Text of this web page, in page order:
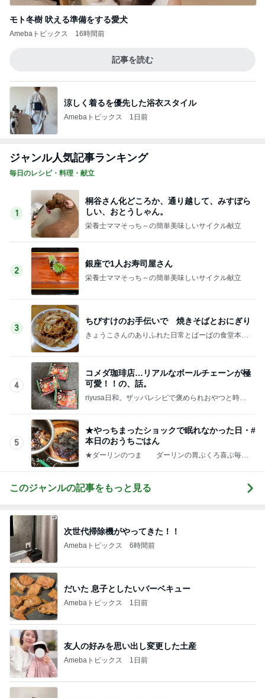
モト冬樹 吠える準備をする愛犬
Amebaトピックス 16時間前
記事を読む
涼しく着るを優先した浴衣スタイル
Amebaトピックス 1日前
ジャンル人気記事ランキング
毎日のレシピ・料理・献立
1
桐谷さん化どころか、通り越して、みすぼら
しい、おとうしゃん。
栄養士ママそっち～の簡単美味しいサイクル献立
2
銀座で1人お寿司屋さん
栄養士ママそっち～の簡単美味しいサイクル献立
3
ちびすけのお手伝いで 焼きそばとおにぎり
きょうこさんのありふれた日常とばーばの食堂本日
4
コメダ珈琲店…リアルなボールチェーンが極
可愛！！の、話。
riyusa日和。ザッパレシピで褒められおやつと時々
5
★やっちまったショックで眠れなかった日・#
本日のおうちごはん
★ダーリンのつま ダーリンの胃ぶくろ喜ぶ毎日
このジャンルの記事をもっと見る
次世代掃除機がやってきた！！
Amebaトピックス 6時間前
だいた 息子としたいバーベキュー
Amebaトピックス 1日前
友人の好みを思い出し変更した土産
Amebaトピックス 1日前